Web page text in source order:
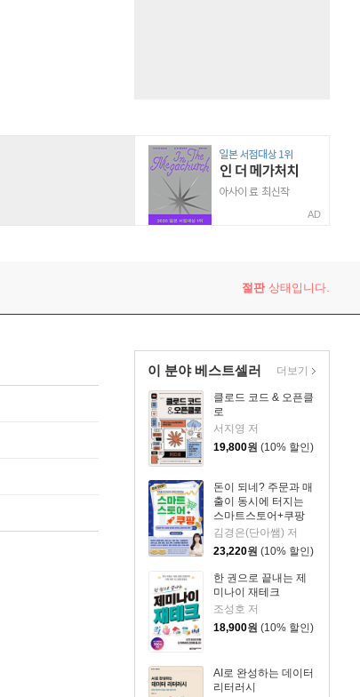
AD
절판상태입니다.
이 분야 베스트셀러
클로드 코드 & 오픈클
로
서지영 저
19,800원 (10% 할인)
돈이 되네? 주문과 매
출이 동시에 터지는
스마트스토어+쿠팡
[AI 실전 활용, 2026년
정책 반영]
김경은(단아쌤) 저
23,220원 (10% 할인)
한 권으로 끝내는 제
미나이 재테크
조성호 저
18,900원 (10% 할인)
AI로 완성하는 데이터
리터러시
더보기